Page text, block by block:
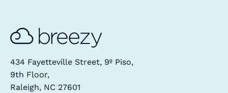
434 Fayetteville Street, 9º Piso,
9th Floor,
Raleigh, NC 27601